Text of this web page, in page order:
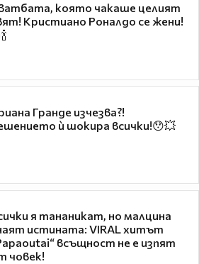
която чакаше целият
Кристиано Роналдо се жени!
Гранде изчезва?!
ѝ шокира всички!😯💥
я тананикат, но малцина
истината: VIRAL хитът
всъщност не е изпят
човек!